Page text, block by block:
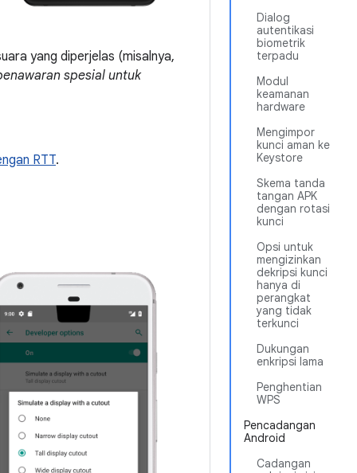
Dialog
autentikasi
biometrik
terpadu
Modul
keamanan
hardware
Mengimpor
kunci aman ke
Keystore
Skema tanda
tangan APK
dengan rotasi
kunci
Opsi untuk
mengizinkan
dekripsi kunci
hanya di
perangkat
yang tidak
terkunci
Dukungan
enkripsi lama
Penghentian
WPS
Pencadangan
Android
Cadangan
yang diperjelas (misalnya,
spesial untuk
RTT.